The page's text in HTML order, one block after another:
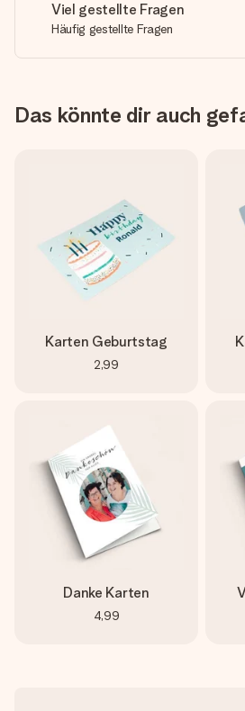
Viel gestellte Fragen
Häufig gestellte Fragen
Das könnte dir auch
Karten Geburtstag
2,99
Danke Karten
4,99